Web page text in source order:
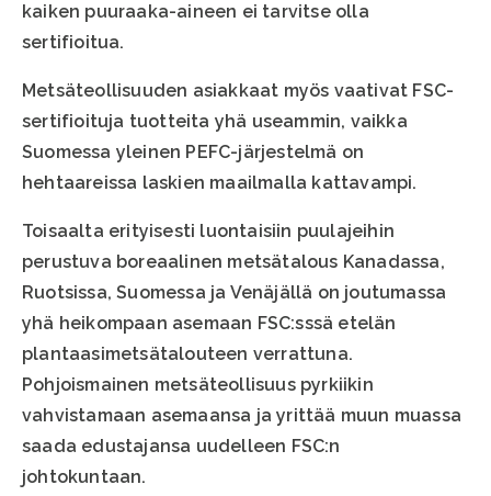
kaiken puuraaka-aineen ei tarvitse olla
sertifioitua.
Metsäteollisuuden asiakkaat myös vaativat FSC-
sertifioituja tuotteita yhä useammin, vaikka
Suomessa yleinen PEFC-järjestelmä on
hehtaareissa laskien maailmalla kattavampi.
Toisaalta erityisesti luontaisiin puulajeihin
perustuva boreaalinen metsätalous Kanadassa,
Ruotsissa, Suomessa ja Venäjällä on joutumassa
yhä heikompaan asemaan FSC:sssä etelän
plantaasimetsätalouteen verrattuna.
Pohjoismainen metsäteollisuus pyrkiikin
vahvistamaan asemaansa ja yrittää muun muassa
saada edustajansa uudelleen FSC:n
johtokuntaan.